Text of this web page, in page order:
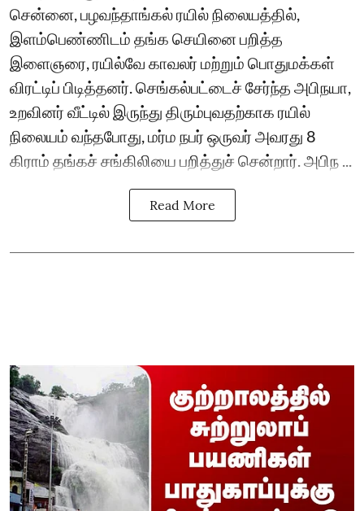
சென்னை, பழவந்தாங்கல் ரயில் நிலையத்தில்,
இளம்பெண்ணிடம் தங்க செயினை பறித்த
இளைஞரை, ரயில்வே காவலர் மற்றும் பொதுமக்கள்
விரட்டிப் பிடித்தனர். செங்கல்பட்டைச் சேர்ந்த அபிநயா,
உறவினர் வீட்டில் இருந்து திரும்புவதற்காக ரயில்
நிலையம் வந்தபோது, மர்ம நபர் ஒருவர் அவரது 8
கிராம் தங்கச் சங்கிலியை பறித்துச் சென்றார். அபிந ...
Read More